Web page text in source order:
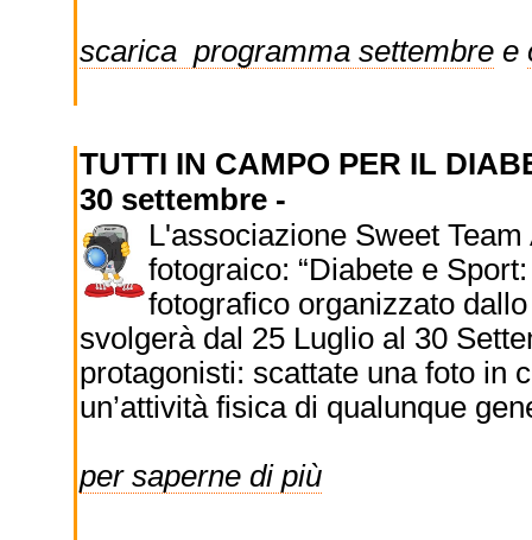
scarica programma settembree
TUTTI IN CAMPO PER IL
30 settembre -
L'associazione Sweet
fotograico: “Diabete e
fotografico organizzato
svolgerà dal 25 Luglio al 30
protagonisti: scattate una foto in
un’attività fisica di qualunque
per saperne di più